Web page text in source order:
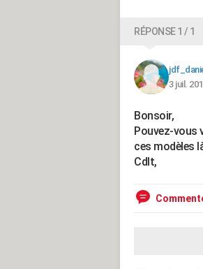
RÉPONSE 1 / 1
3 juil.
Bonsoir,
Pouvez-vous
ces modèles
Cdlt,